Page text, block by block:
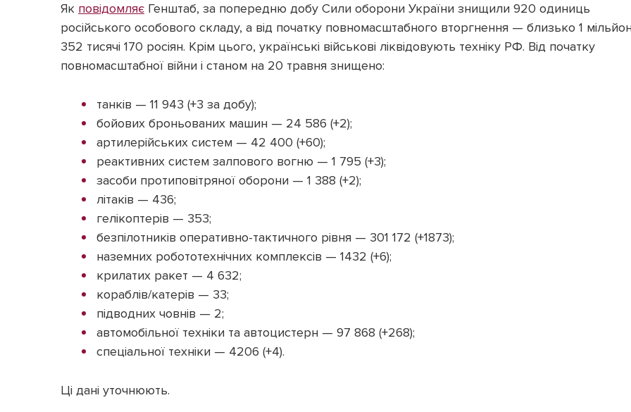
Як повідомляє Генштаб, за попередню добу Сили оборони України знищили 920 одиниць
російського особового складу, а від початку повномасштабного вторгнення — близько 1
352 тисячі 170 росіян. Крім цього, українські військові ліквідовують техніку РФ. Від початку
повномасштабної війни і станом на 20 травня знищено:
танків — 11 943 (+3 за добу);
бойових броньованих машин — 24 586 (+2);
артилерійських систем — 42 400 (+60);
реактивних систем залпового вогню — 1 795 (+3);
засоби протиповітряної оборони — 1 388 (+2);
літаків — 436;
гелікоптерів — 353;
безпілотників оперативно-тактичного рівня — 301 172 (+1873);
наземних робототехнічних комплексів — 1432 (+6);
крилатих ракет — 4 632;
кораблів/катерів — 33;
підводних човнів — 2;
автомобільної техніки та автоцистерн — 97 868 (+268);
спеціальної техніки — 4206 (+4).
Ці дані уточнюють.